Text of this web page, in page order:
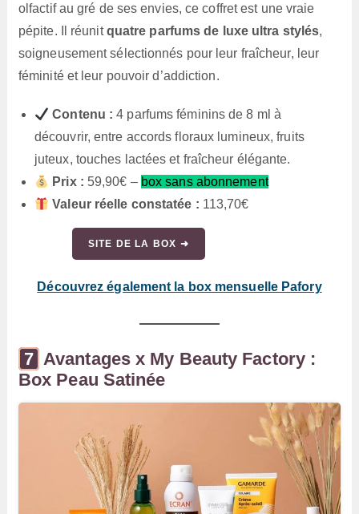
olfactif au gré de ses envies, ce coffret est une vraie
pépite. Il réunitquatre parfums de luxe ultra stylés,
soigneusement sélectionnés pour leur fraîcheur, leur
féminité et leur pouvoir d’addiction.
Contenu : 4 parfums féminins de 8 ml à
découvrir, entre accords floraux lumineux, fruits
juteux, touches lactées et fraîcheur élégante.
Prix : 59,90€ – box sans abonnement
Valeur réelle constatée : 113,70€
SITE DE LA BOX ➜
Découvrez également la box mensuelle Pafory
Avantages x My Beauty Factory :
Box Peau Satinée